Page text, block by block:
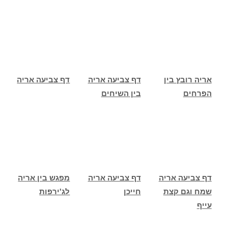
דף צביעה אריה
דף צביעה אריה
בין השיחים
אריה רובץ בין
הפרחים
מפגש בין אריה
לג'ירפות
דף צביעה אריה
חייכן
דף צביעה אריה
שמח וגם קצת
עייף